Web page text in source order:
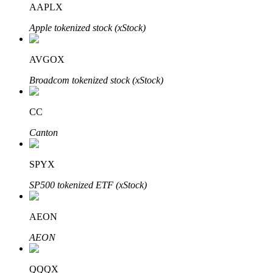
BTR Kilitleme
BTR sahiplerine özel yatırımlar
Krediler
AAPLX
Apple tokenized stock (xStock)
AVGOX
Broadcom tokenized stock (xStock)
CC
Canton
SPYX
SP500 tokenized ETF (xStock)
AEON
AEON
QQQX